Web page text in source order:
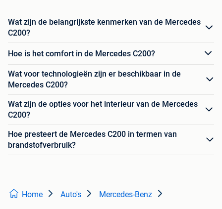
Wat zijn de belangrijkste kenmerken van de Mercedes
C200?
Hoe is het comfort in de Mercedes C200?
Wat voor technologieën zijn er beschikbaar in de
Mercedes C200?
Wat zijn de opties voor het interieur van de Mercedes
C200?
Hoe presteert de Mercedes C200 in termen van
brandstofverbruik?
Home Auto's Mercedes-Benz